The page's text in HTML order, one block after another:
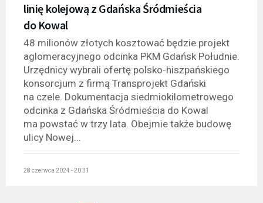
linię kolejową z Gdańska Śródmieścia
do Kowal
48 milionów złotych kosztować będzie projekt
aglomeracyjnego odcinka PKM Gdańsk Południe.
Urzędnicy wybrali ofertę polsko-hiszpańskiego
konsorcjum z firmą Transprojekt Gdański
na czele. Dokumentacja siedmiokilometrowego
odcinka z Gdańska Śródmieścia do Kowal
ma powstać w trzy lata. Obejmie także budowę
ulicy Nowej...
28 czerwca 2024 - 20:31